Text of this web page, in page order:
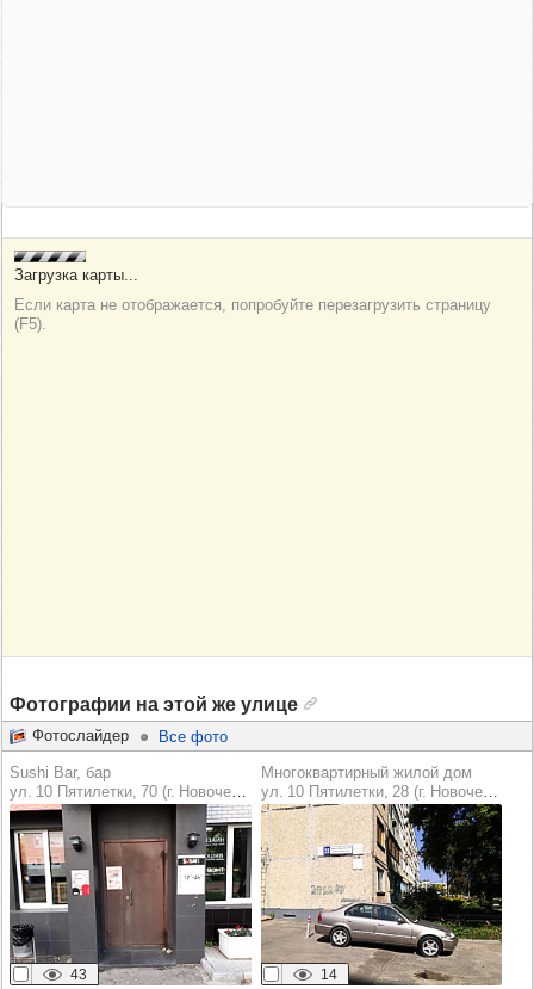
Фотографии на этой же улице
Фотослайдер
Все фото
Sushi Bar, бар
ул. 10 Пятилетки, 70 (г. Новочебоксарск)
43
Многоквартирный жилой дом
ул. 10 Пятилетки, 28 (г. Новочебоксарск)
14